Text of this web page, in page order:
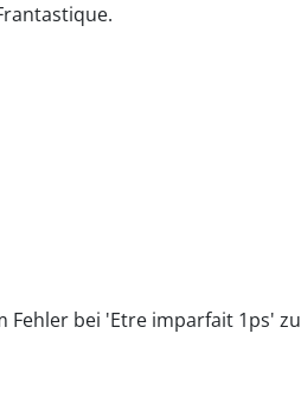
Fehler bei 'Etre imparfait 1ps' zu